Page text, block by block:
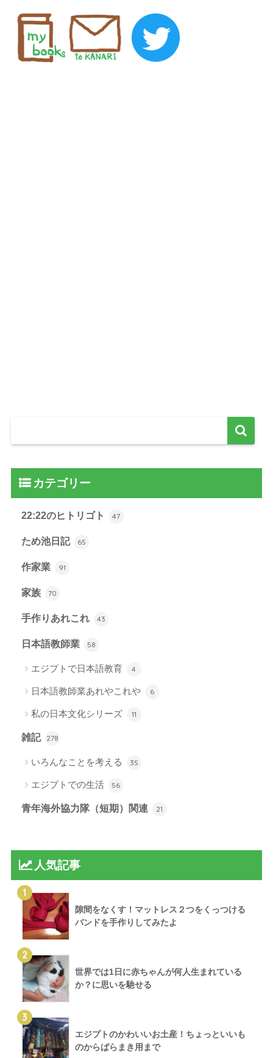
カテゴリー
22:22のヒトリゴト 47
ため池日記 65
作家業 91
家族 70
手作りあれこれ 43
日本語教師業 58
エジプトで日本語教育 4
日本語教師業あれやこれや 6
私の日本文化シリーズ 11
雑記 278
いろんなことを考える 35
エジプトでの生活 56
青年海外協力隊（短期）関連 21
人気記事
1
隙間をなくす！マットレス２つをくっつける
バンドを手作りしてみたよ
2
世界では1日に赤ちゃんが何人生まれている
か？に思いを馳せる
3
エジプトのかわいいお土産！ちょっといいも
のからばらまき用まで